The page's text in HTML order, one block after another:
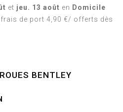
et jeu. 13 août en Domicile
de port 4,90 €/ offerts dès
BENTLEY